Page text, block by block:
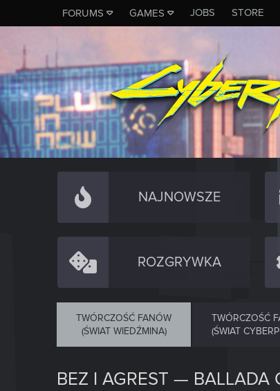
FORUMS GAMES JOBS STORE
NAJNOWSZE
ROZGRYWKA
TWÓRCZOŚĆ FANÓW
(ŚWIAT WIEDŹMINA)
TWÓRCZOŚĆ
(ŚWIAT
BEZ I AGREST — BALLADA